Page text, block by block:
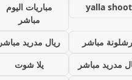
yalla shoot
مباريات اليوم
مباشر
مباشر
ريال مدريد مباشر
مدريد مباشر
يلا شوت